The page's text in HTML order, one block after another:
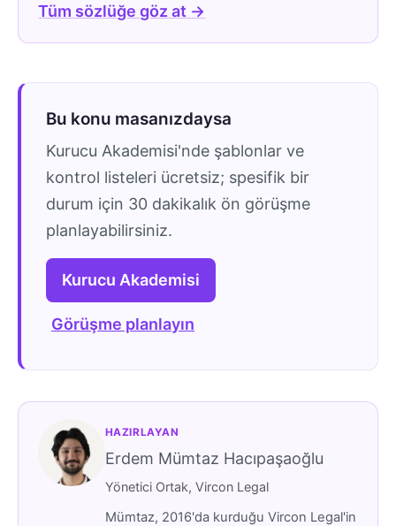
Tüm sözlüğe göz at →
Bu konu masanızdaysa
Kurucu Akademisi'nde şablonlar ve
kontrol listeleri ücretsiz; spesifik bir
durum için 30 dakikalık ön görüşme
planlayabilirsiniz.
Kurucu Akademisi
Görüşme planlayın
HAZIRLAYAN
Erdem Mümtaz Hacıpaşaoğlu
Yönetici Ortak, Vircon Legal
Mümtaz, 2016'da kurduğu Vircon Legal'in